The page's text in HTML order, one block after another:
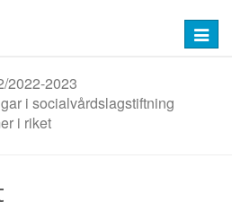
2022-2023
i socialvårdslagstiftning
i riket